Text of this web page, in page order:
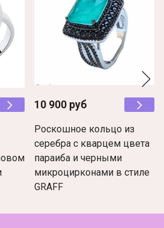
10 900 руб
Роскошное кольцо из
серебра с кварцем цвета
параиба и черными
микроцирконами в стиле
GRAFF